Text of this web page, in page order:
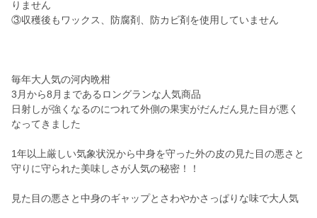
りません
③収穫後もワックス、防腐剤、防カビ剤を使用していません
毎年大人気の河内晩柑
3月から8月まであるロングランな人気商品
日射しが強くなるのにつれて外側の果実がだんだん見た目が悪く
なってきました
1年以上厳しい気象状況から中身を守った外の皮の見た目の悪さと
守りに守られた美味しさが人気の秘密！！
見た目の悪さと中身のギャップとさわやかさっぱりな味で大人気